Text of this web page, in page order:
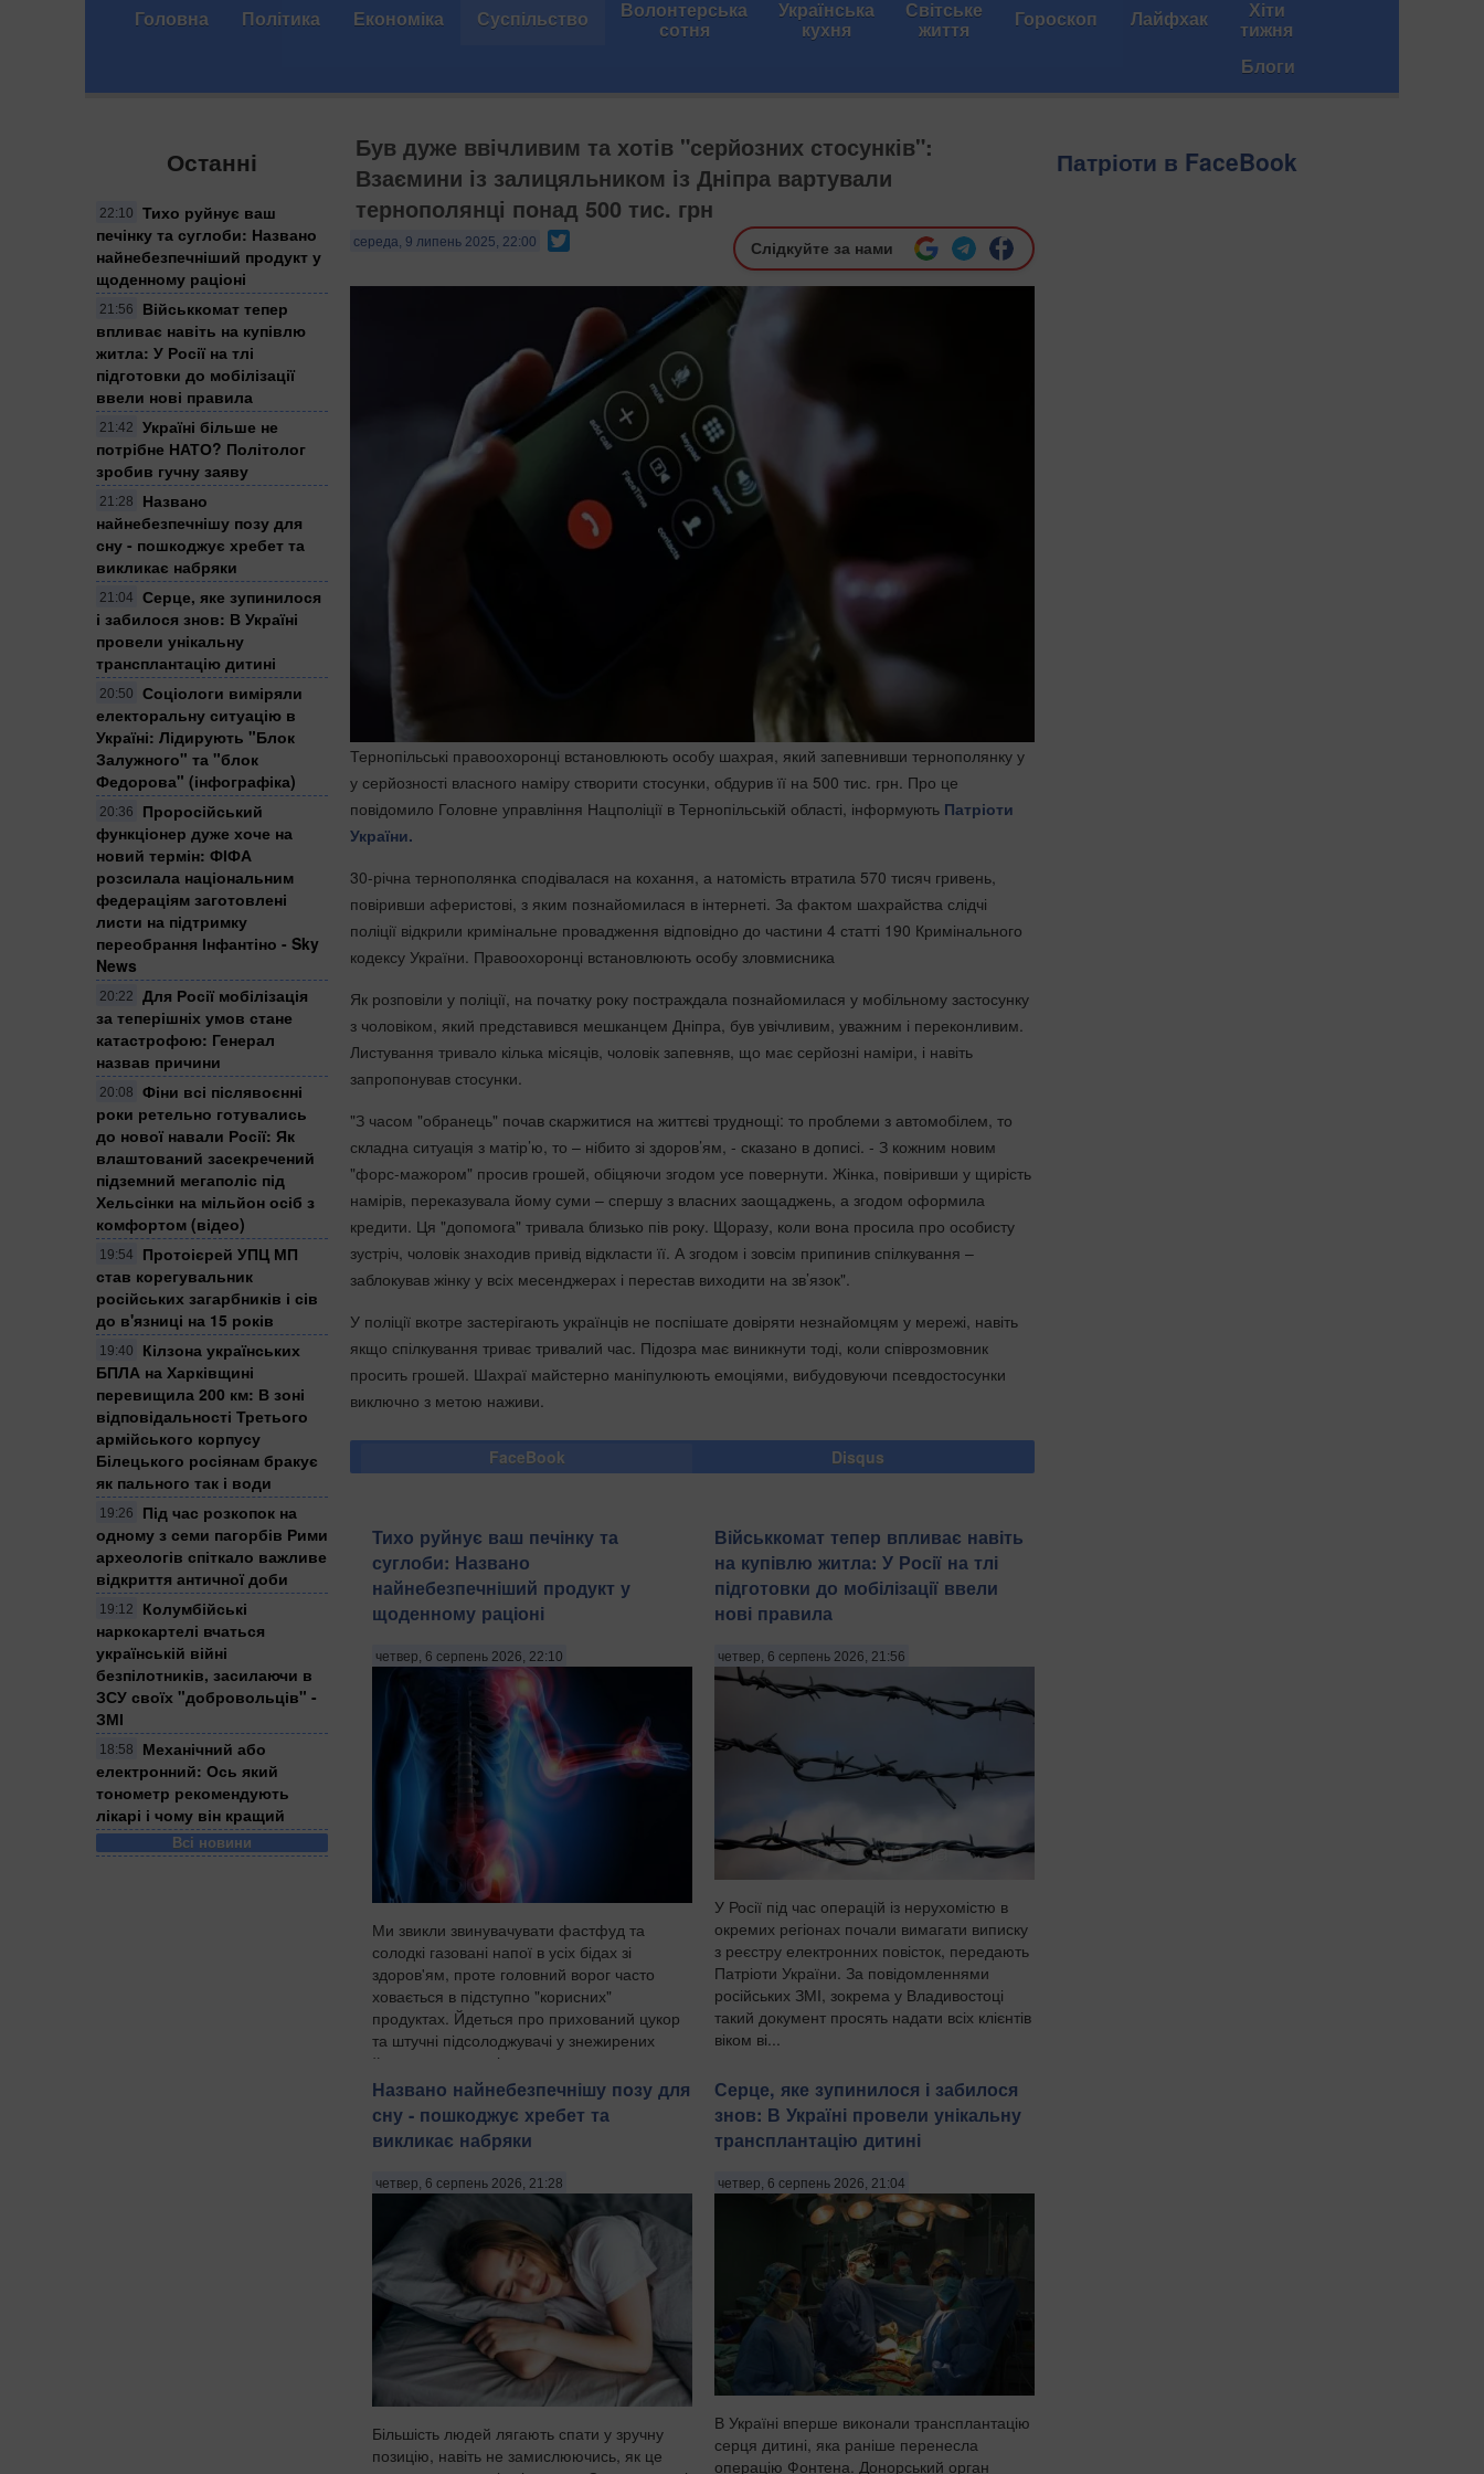
Головна Політика Економіка Суспільство Волонтерська
сотня
Українська
кухня
Світське
життя Гороскоп Лайфхак Хіти
тижня
Блоги
Останні
22:10
Тихо руйнує ваш
печінку та суглоби: Названо
найнебезпечніший продукт у
щоденному раціоні
21:56
Військкомат тепер
впливає навіть на купівлю
житла: У Росії на тлі
підготовки до мобілізації
ввели нові правила
21:42
Україні більше не
потрібне НАТО? Політолог
зробив гучну заяву
21:28
Названо
найнебезпечнішу позу для
сну - пошкоджує хребет та
викликає набряки
21:04
Серце, яке зупинилося
і забилося знов: В Україні
провели унікальну
трансплантацію дитині
20:50
Соціологи виміряли
електоральну ситуацію в
Україні: ​Лідирують "Блок
Залужного" та "блок
Федорова" (інфографіка)
20:36
Проросійський
функціонер дуже хоче на
новий термін: ФІФА
розсилала національним
федераціям заготовлені
листи на підтримку
переобрання Інфантіно - Sky
News
20:22
Для Росії мобілізація
за теперішніх умов стане
катастрофою: Генерал
назвав причини
20:08
Фіни всі післявоєнні
роки ретельно готувались
до нової навали Росії: Як
влаштований засекречений
підземний мегаполіс під
Хельсінки на мільйон осіб з
комфортом (відео)
19:54
Протоієрей УПЦ МП
став корегувальник
російських загарбників і сів
до в'язниці на 15 років
19:40
Кілзона українських
БПЛА на Харківщині
перевищила 200 км: В зоні
відповідальності Третього
армійського корпусу
Білецького росіянам бракує
як пального так і води
19:26
Під час розкопок на
одному з семи пагорбів Рими
археологів спіткало важливе
відкриття античної доби
19:12
Колумбійські
наркокартелі вчаться
українській війні
безпілотників, засилаючи в
ЗСУ своїх "добровольців" -
ЗМІ
18:58
Механічний або
електронний: Ось який
тонометр рекомендують
лікарі і чому він кращий
Всі новини
Був дуже ввічливим та хотів "серйозних стосунків":
Взаємини із залицяльником із Дніпра вартували
тернополянці понад 500 тис. грн
середа, 9 липень 2025, 22:00 Слідкуйте за нами
Тернопільські правоохоронці встановлюють особу шахрая, який запевнивши тернополянку у
у серйозності власного наміру створити стосунки, обдурив її на 500 тис. грн. Про це
повідомило Головне управління Нацполіції в Тернопільській області, інформують Патріоти
України.
30-річна тернополянка сподівалася на кохання, а натомість втратила 570 тисяч гривень,
повіривши аферистові, з яким познайомилася в інтернеті. За фактом шахрайства слідчі
поліції відкрили кримінальне провадження відповідно до частини 4 статті 190 Кримінального
кодексу України. Правоохоронці встановлюють особу зловмисника
Як розповіли у поліції, на початку року постраждала познайомилася у мобільному застосунку
з чоловіком, який представився мешканцем Дніпра, був увічливим, уважним і переконливим.
Листування тривало кілька місяців, чоловік запевняв, що має серйозні наміри, і навіть
запропонував стосунки.
"З часом "обранець" почав скаржитися на життєві труднощі: то проблеми з автомобілем, то
складна ситуація з матір’ю, то – нібито зі здоров’ям, - сказано в дописі. - З кожним новим
"форс-мажором" просив грошей, обіцяючи згодом усе повернути. Жінка, повіривши у щирість
намірів, переказувала йому суми – спершу з власних заощаджень, а згодом оформила
кредити. Ця "допомога" тривала близько пів року. Щоразу, коли вона просила про особисту
зустріч, чоловік знаходив привід відкласти її. А згодом і зовсім припинив спілкування –
заблокував жінку у всіх месенджерах і перестав виходити на зв’язок".
У поліції вкотре застерігають українців не поспішате довіряти незнайомцям у мережі, навіть
якщо спілкування триває тривалий час. Підозра має виникнути тоді, коли співрозмовник
просить грошей. Шахраї майстерно маніпулюють емоціями, вибудовуючи псевдостосунки
виключно з метою наживи.
FaceBook Disqus
Тихо руйнує ваш печінку та
суглоби: Названо
найнебезпечніший продукт у
щоденному раціоні
четвер, 6 серпень 2026, 22:10
Ми звикли звинувачувати фастфуд та
солодкі газовані напої в усіх бідах зі
здоров'ям, проте головний ворог часто
ховається в підступно "корисних"
продуктах. Йдеться про прихований цукор
та штучні підсолоджувачі у знежирених
йогуртах, соусах і готових сн...
Військкомат тепер впливає навіть
на купівлю житла: У Росії на тлі
підготовки до мобілізації ввели
нові правила
четвер, 6 серпень 2026, 21:56
У Росії під час операцій із нерухомістю в
окремих регіонах почали вимагати виписку
з реєстру електронних повісток, передають
Патріоти України. За повідомленнями
російських ЗМІ, зокрема у Владивостоці
такий документ просять надати всіх клієнтів
віком ві...
Названо найнебезпечнішу позу для
сну - пошкоджує хребет та
викликає набряки
четвер, 6 серпень 2026, 21:28
Більшість людей лягають спати у зручну
позицію, навіть не замислюючись, як це
Серце, яке зупинилося і забилося
знов: В Україні провели унікальну
трансплантацію дитині
четвер, 6 серпень 2026, 21:04
В Україні вперше виконали трансплантацію
серця дитині, яка раніше перенесла
операцію Фонтена. Донорський орган
Патріоти в FaceBook